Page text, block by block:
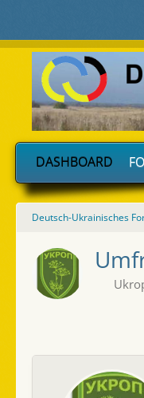
DASHBOARD
Deutsch-Ukrainisches